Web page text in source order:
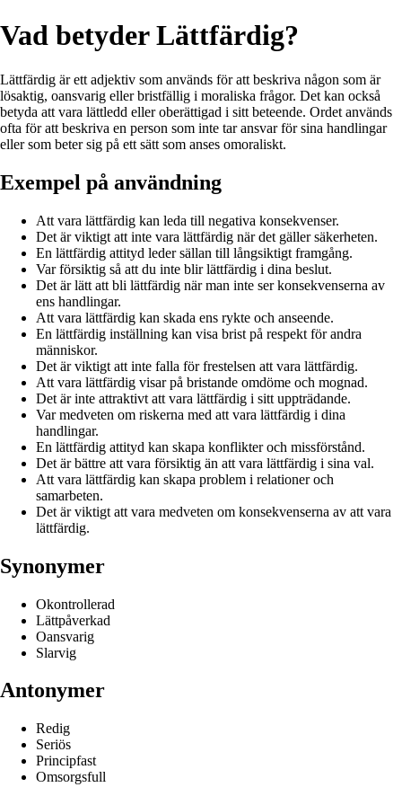
Vad betyder Lättfärdig?
Lättfärdig är ett adjektiv som används för att beskriva någon som är
lösaktig, oansvarig eller bristfällig i moraliska frågor. Det kan också
betyda att vara lättledd eller oberättigad i sitt beteende. Ordet används
ofta för att beskriva en person som inte tar ansvar för sina handlingar
eller som beter sig på ett sätt som anses omoraliskt.
Exempel på användning
Att vara lättfärdig kan leda till negativa konsekvenser.
Det är viktigt att inte vara lättfärdig när det gäller säkerheten.
En lättfärdig attityd leder sällan till långsiktigt framgång.
Var försiktig så att du inte blir lättfärdig i dina beslut.
Det är lätt att bli lättfärdig när man inte ser konsekvenserna av
ens handlingar.
Att vara lättfärdig kan skada ens rykte och anseende.
En lättfärdig inställning kan visa brist på respekt för andra
människor.
Det är viktigt att inte falla för frestelsen att vara lättfärdig.
Att vara lättfärdig visar på bristande omdöme och mognad.
Det är inte attraktivt att vara lättfärdig i sitt uppträdande.
Var medveten om riskerna med att vara lättfärdig i dina
handlingar.
En lättfärdig attityd kan skapa konflikter och missförstånd.
Det är bättre att vara försiktig än att vara lättfärdig i sina val.
Att vara lättfärdig kan skapa problem i relationer och
samarbeten.
Det är viktigt att vara medveten om konsekvenserna av att vara
lättfärdig.
Synonymer
Okontrollerad
Lättpåverkad
Oansvarig
Slarvig
Antonymer
Redig
Seriös
Principfast
Omsorgsfull